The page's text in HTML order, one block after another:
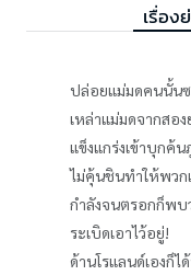
เรื่อง
ปล่อยแม่มดคนนั้นซ
เหล่าแม่มดจากสอ
แข็งแกร่งเข้าบุกค้
ไม่คุ้นชินทำให้พวก
กำลังจนตรอกก็พบ
ระเบิดเอาไว้อยู่!
ด้านโรแลนด์เองก็